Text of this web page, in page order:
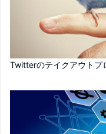
Twitterのテイクアウトプ